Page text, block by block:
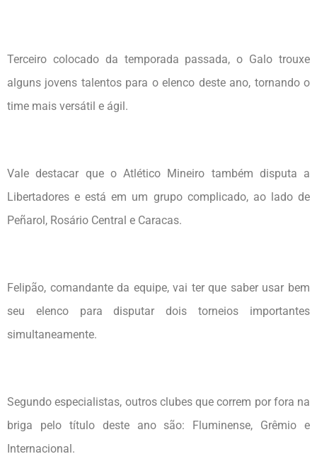
Terceiro colocado da temporada passada, o Galo trouxe
alguns jovens talentos para o elenco deste ano, tornando o
time mais versátil e ágil.
Vale destacar que o Atlético Mineiro também disputa a
Libertadores e está em um grupo complicado, ao lado de
Peñarol, Rosário Central e Caracas.
Felipão, comandante da equipe, vai ter que saber usar bem
seu elenco para disputar dois torneios importantes
simultaneamente.
Segundo especialistas, outros clubes que correm por fora na
briga pelo título deste ano são: Fluminense, Grêmio e
Internacional.